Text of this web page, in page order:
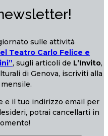
sulle attività
Teatro Carlo Felice e
, sugli articoli de L’Invito,
di Genova, iscriviti alla
e il tuo indirizzo email per
potrai cancellarti in